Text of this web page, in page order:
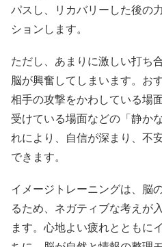
パスし、リカバリーした後の
ションします。
ただし、あまりに激しい打ち
脳が興奮してしまいます。お
相手の攻撃をかわしている場
受けている場面などの「静か
れにより、自信が深まり、不
できます。
イメージトレーニングは、脳
るため、ネガティブな考えが
ます。心地よい疲れとともに